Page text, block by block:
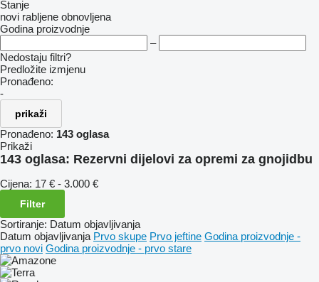
Stanje
novi rabljene obnovljena
Godina proizvodnje
–
Nedostaju filtri?
Predložite izmjenu
Pronađeno:
-
prikaži
Pronađeno: 143 oglasa
Prikaži
143 oglasa: Rezervni dijelovi za opremi za gnojidbu
Cijena: 17 € - 3.000 €
Filter
Sortiranje: Datum objavljivanja
Datum objavljivanja Prvo skupe Prvo jeftine Godina proizvodnje -
prvo novi Godina proizvodnje - prvo stare